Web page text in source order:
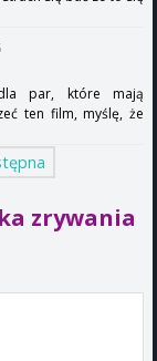
dla par, które mają
ten film, myślę, że
zrywania